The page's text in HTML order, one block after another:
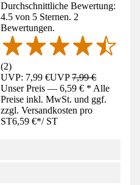
Durchschnittliche Bewertung:
4.5 von 5 Sternen. 2
Bewertungen.
(2)
UVP: 7,99 €UVP7,99 €
Unser Preis — 6,59 € * Alle
Preise inkl. MwSt. und ggf.
zzgl. Versandkosten pro
ST6,59 €*/ ST